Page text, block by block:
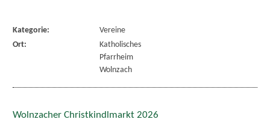
Kategorie:
Vereine
Ort:
Katholisches
Pfarrheim
Wolnzach
Wolnzacher Christkindlmarkt 2026